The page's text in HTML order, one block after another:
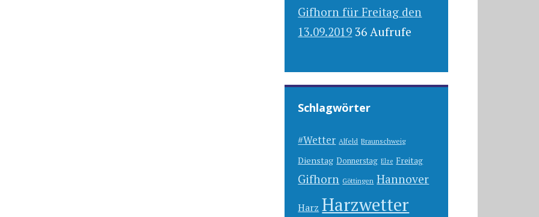
Gifhorn für Freitag den
13.09.2019 36 Aufrufe
Schlagwörter
#Wetter Alfeld Braunschweig
Dienstag Donnerstag Elze Freitag
Gifhorn Göttingen Hannover
Harz Harzwetter